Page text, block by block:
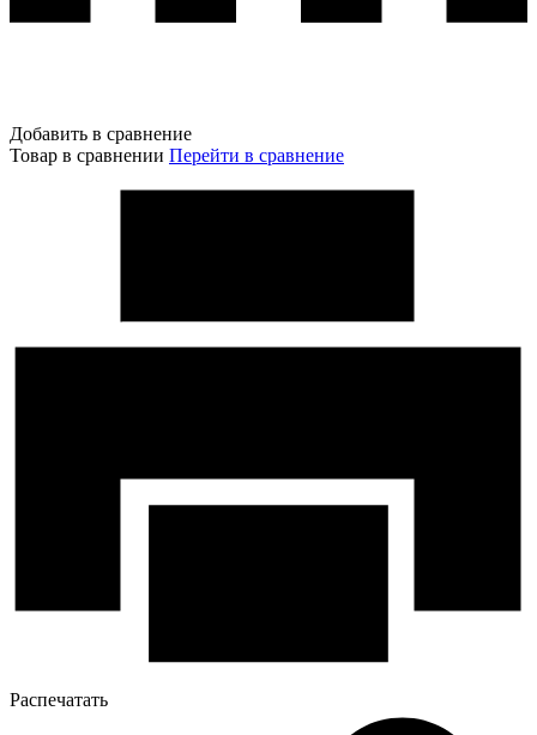
Добавить в сравнение
Товар в сравнении Перейти в сравнение
Распечатать